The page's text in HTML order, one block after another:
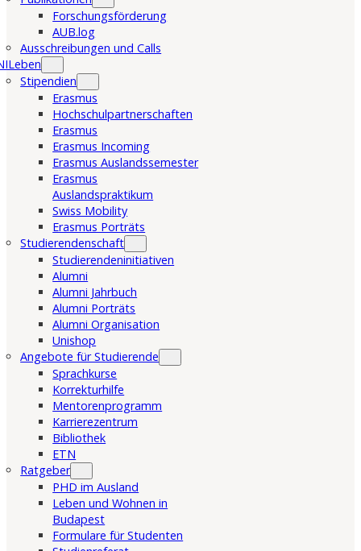
Forschungsförderung
AUB.log
Ausschreibungen und Calls
Stipendien
Erasmus
Hochschulpartnerschaften
Erasmus
Erasmus Incoming
Erasmus Auslandssemester
Erasmus
Auslandspraktikum
Swiss Mobility
Erasmus Porträts
Studierendenschaft
Studierendeninitiativen
Alumni
Alumni Jahrbuch
Alumni Porträts
Alumni Organisation
Unishop
Angebote für Studierende
Sprachkurse
Korrekturhilfe
Mentorenprogramm
Karrierezentrum
Bibliothek
ETN
Ratgeber
PHD im Ausland
Leben und Wohnen in
Budapest
Formulare für Studenten